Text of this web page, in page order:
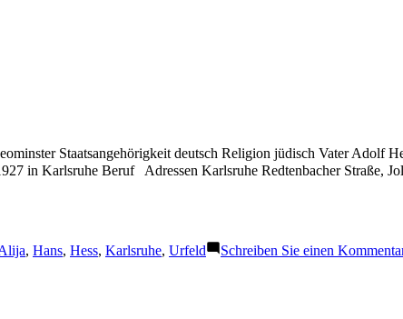
Staatsangehörigkeit deutsch Religion jüdisch Vater
in Karlsruhe Beruf Adressen Karlsruhe Redtenbacher Straße,
Schlagwörter:
, Hans, Hess, Karlsruhe, Urfeld Schreiben Sie einen